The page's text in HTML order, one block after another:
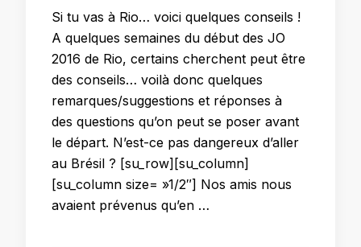
Si tu vas à Rio… voici quelques conseils !
A quelques semaines du début des JO
2016 de Rio, certains cherchent peut être
des conseils… voilà donc quelques
remarques/suggestions et réponses à
des questions qu’on peut se poser avant
le départ. N’est-ce pas dangereux d’aller
au Brésil ? [su_row][su_column]
[su_column size= »1/2″] Nos amis nous
avaient prévenus qu’en …